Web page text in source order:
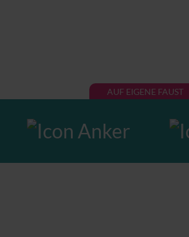
AUF EIGENE FAUST